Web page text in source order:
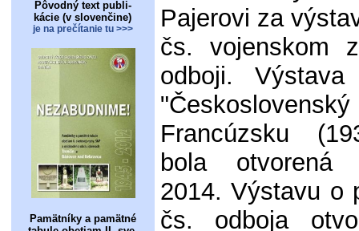
Pôvodný text publi-
kácie (v slovenčine)
je na prečítanie tu >>>
Pamätníky a pamätné
Pajerovi za
čs. vojenskom
odboji.
Francúzsku
bola
2014. Výstavu o
čs. odboja